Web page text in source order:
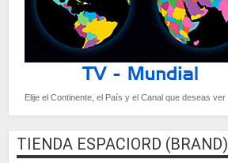
Elije el Continente, el País y el Canal que deseas ver
TIENDA ESPACIORD (BRAND)